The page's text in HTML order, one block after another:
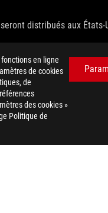
en ligne
de cookies
de
des cookies »
Politique de
distribués aux
exemples. Veuillez
respectives.
may vary in real-world
the processing
recommandé.